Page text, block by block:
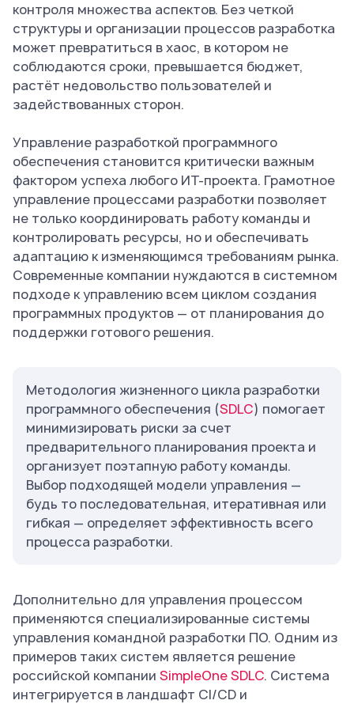
контроля множества аспектов. Без четкой
структуры и организации процессов разработка
может превратиться в хаос, в котором не
соблюдаются сроки, превышается бюджет,
растёт недовольство пользователей и
задействованных сторон.
Управление разработкой программного
обеспечения становится критически важным
фактором успеха любого ИТ-проекта. Грамотное
управление процессами разработки позволяет
не только координировать работу команды и
контролировать ресурсы, но и обеспечивать
адаптацию к изменяющимся требованиям рынка.
Современные компании нуждаются в системном
подходе к управлению всем циклом создания
программных продуктов — от планирования до
поддержки готового решения.
Методология жизненного цикла разработки
программного обеспечения (SDLC) помогает
минимизировать риски за счет
предварительного планирования проекта и
организует поэтапную работу команды.
Выбор подходящей модели управления —
будь то последовательная, итеративная или
гибкая — определяет эффективность всего
процесса разработки.
Дополнительно для управления процессом
применяются специализированные системы
управления командной разработки ПО. Одним из
примеров таких систем является решение
российской компании SimpleOne SDLC. Система
интегрируется в ландшафт CI/CD и